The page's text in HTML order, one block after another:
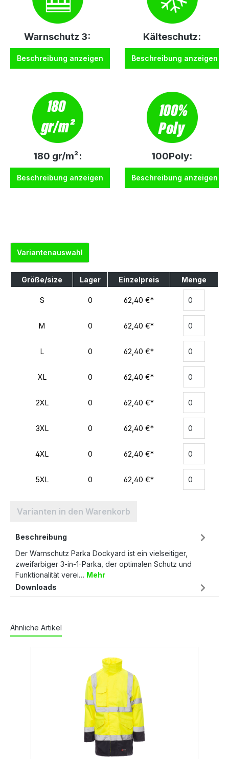
Warnschutz 3:
Beschreibung anzeigen
Kälteschutz:
Beschreibung anzeigen
180 gr/m²:
Beschreibung anzeigen
100Poly:
Beschreibung anzeigen
Variantenauswahl
Größe/size Lager Einzelpreis Menge
S 0 62,40 €*
M 0 62,40 €*
L 0 62,40 €*
XL 0 62,40 €*
2XL 0 62,40 €*
3XL 0 62,40 €*
4XL 0 62,40 €*
5XL 0 62,40 €*
Varianten in den Warenkorb
Beschreibung
Der Warnschutz Parka Dockyard ist ein vielseitiger,
zweifarbiger 3-in-1-Parka, der optimalen Schutz und
Funktionalität verei… Mehr
Downloads
Ähnliche Artikel